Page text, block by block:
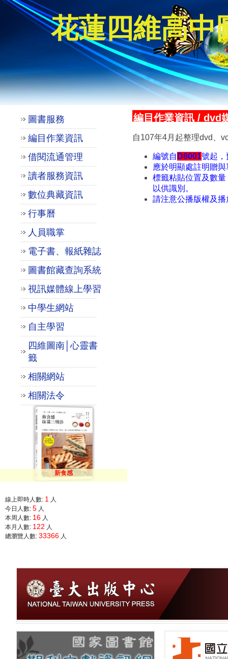
花蓮四維高中
圖書服務
編目作業資訊
借閱流通管理
讀者服務資訊
數位典藏資訊
行事曆
人員職掌
電子書、報紙雜誌
圖書館藏查詢系統
視訊媒體線上學習
中學生網站
自主學習
四維圖南│心靈書
籤
相關網站
相關法令
新食感
線上即時人數: 1 人
今日人數: 5 人
本周人數: 16 人
本月人數: 122 人
總瀏覽人數: 33366 人
編目作業資訊 / dvd
自107年4月起整理dvd、
編號自 D8001號起，
應於明顯處註明贈
標籤粘貼位置及數
以供識別。
請注意公播版權及